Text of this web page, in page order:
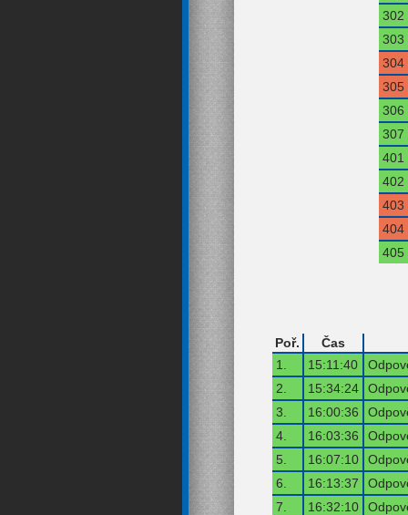
302
303
304
305
306
307
401
402
403
404
405
Poř.
Čas
1.
15:11:40
2.
15:34:24
3.
16:00:36
4.
16:03:36
5.
16:07:10
6.
16:13:37
7.
16:32:10